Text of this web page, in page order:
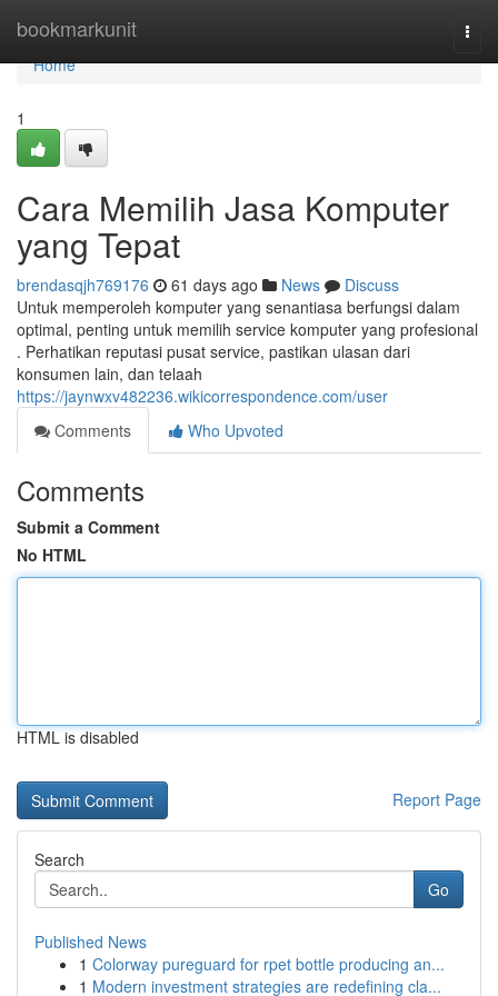
bookmarkunit
Home
Home
1
Cara Memilih Jasa Komputer
yang Tepat
brendasqjh769176 61 days ago News
Discuss
Untuk memperoleh komputer yang senantiasa berfungsi dalam
optimal, penting untuk memilih service komputer yang profesional
. Perhatikan reputasi pusat service, pastikan ulasan dari
konsumen lain, dan telaah
https://jaynwxv482236.wikicorrespondence.com/user
Comments
Who Upvoted
Comments
Submit a Comment
No HTML
HTML is disabled
Report Page
Search
Go
Published News
1 Colorway pureguard for rpet bottle producing an...
1 Modern investment strategies are redefining cla...